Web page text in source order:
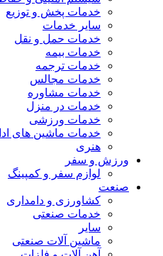
خدمات پخش و توزیع
سایر خدمات
خدمات حمل و نقل
خدمات بیمه
خدمات ترجمه
خدمات مجالس
خدمات مشاوره
خدمات در منزل
خدمات ورزشی
خدمات ماشین های
هنری
ورزش و سفر
لوازم سفر و کمپینگ
صنعت
کشاورزی و دامداری
خدمات صنعتی
سایر
ماشین آلات صنعتی